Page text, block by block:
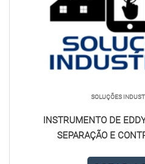
SOLUÇÕES
INSTRUMENTO DE
SEPARAÇÃO E